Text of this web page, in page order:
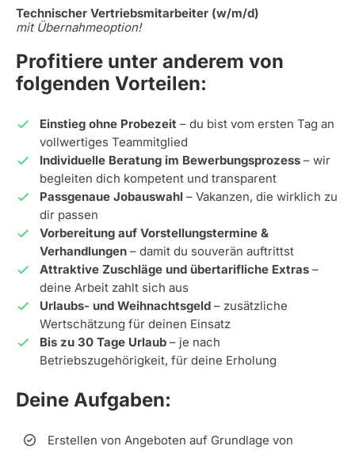
Technischer Vertriebsmitarbeiter (w/m/d)
mit Übernahmeoption!
Profitiere unter anderem von
folgenden Vorteilen:
Einstieg ohne Probezeit – du bist vom ersten Tag an
vollwertiges Teammitglied
Individuelle Beratung im Bewerbungsprozess – wir
begleiten dich kompetent und transparent
Passgenaue Jobauswahl – Vakanzen, die wirklich zu
dir passen
Vorbereitung auf Vorstellungstermine &
Verhandlungen – damit du souverän auftrittst
Attraktive Zuschläge und übertarifliche Extras –
deine Arbeit zahlt sich aus
Urlaubs- und Weihnachtsgeld – zusätzliche
Wertschätzung für deinen Einsatz
Bis zu 30 Tage Urlaub – je nach
Betriebszugehörigkeit, für deine Erholung
Deine Aufgaben:
Erstellen von Angeboten auf Grundlage von